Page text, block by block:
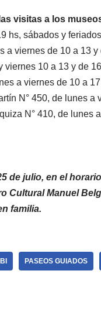
visitas a los
hs, sábados y
a viernes de 10 a 13 y
10 a 13 y de
a viernes de 10 a
N° 450, de lunes a
N° 410, de lunes
de julio, en el
Cultural Manuel
familia.
PASEOS GUIADOS